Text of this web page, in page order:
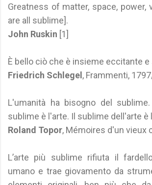
Greatness of matter, space, power,
are all sublime].
John Ruskin [1]
È bello ciò che è insieme eccitante e
Friedrich Schlegel , Frammenti,
L'umanità ha bisogno del
sublime è l'arte. Il sublime dell'arte è
Roland Topor, Mémoires d'un vieux
L’arte più sublime rifiuta il
umano e trae giovamento da